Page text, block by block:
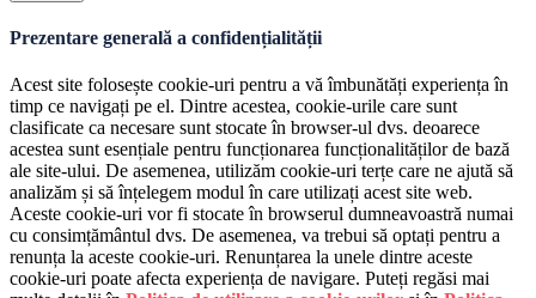
Prezentare generală a confidențialității
Acest site folosește cookie-uri pentru a vă îmbunătăți experiența în
timp ce navigați pe el. Dintre acestea, cookie-urile care sunt
clasificate ca necesare sunt stocate în browser-ul dvs. deoarece
acestea sunt esențiale pentru funcționarea funcționalităților de bază
ale site-ului. De asemenea, utilizăm cookie-uri terțe care ne ajută să
analizăm și să înțelegem modul în care utilizați acest site web.
Aceste cookie-uri vor fi stocate în browserul dumneavoastră numai
cu consimțământul dvs. De asemenea, va trebui să optați pentru a
renunța la aceste cookie-uri. Renunțarea la unele dintre aceste
cookie-uri poate afecta experiența de navigare. Puteți regăsi mai